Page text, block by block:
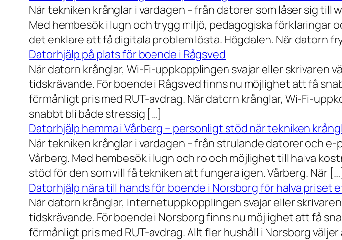
När tekniken krånglar i vardagen – från datorer som låser sig
Med hembesök i lugn och trygg miljö, pedagogiska förklaringar
det enklare att få digitala problem lösta. Högdalen. När datorn
Datorhjälp på plats för boende i Rågsved
När datorn krånglar, Wi-Fi-uppkopplingen svajar eller skrivaren
tidskrävande. För boende i Rågsved finns nu möjlighet att få
förmånligt pris med RUT-avdrag. När datorn krånglar, Wi-Fi-
snabbt bli både stressig […]
Datorhjälp hemma i Vårberg – personligt stöd när tekniken
När tekniken krånglar i vardagen – från strulande datorer och
Vårberg. Med hembesök i lugn och ro och möjlighet till halva
stöd för den som vill få tekniken att fungera igen. Vårberg. När […]
Datorhjälp nära till hands för boende i Norsborg för halva priset
När datorn krånglar, internetuppkopplingen svajar eller
tidskrävande. För boende i Norsborg finns nu möjlighet att få
förmånligt pris med RUT-avdrag. Allt fler hushåll i Norsborg